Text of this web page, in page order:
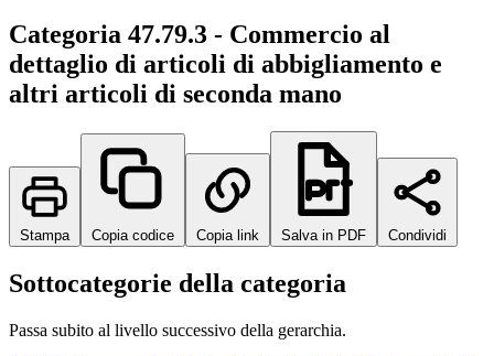
Categoria 47.79.3 - Commercio al
dettaglio di articoli di abbigliamento e
altri articoli di seconda mano
Stampa Copia codice Copia link Salva in PDF Condividi
Sottocategorie della categoria
Passa subito al livello successivo della gerarchia.